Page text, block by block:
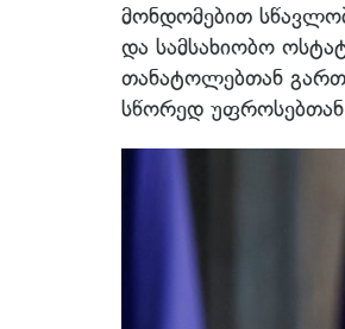
მონდომებით
და სამსახიობო
თანატოლებთან
სწორედ უფროსებთან